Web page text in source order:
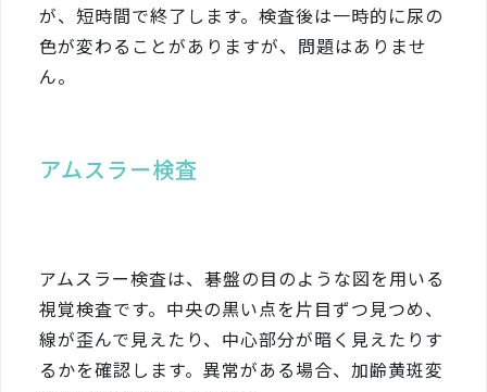
が、短時間で終了します。検査後は一時的に尿の
色が変わることがありますが、問題はありませ
ん。
アムスラー検査
アムスラー検査は、碁盤の目のような図を用いる
視覚検査です。中央の黒い点を片目ずつ見つめ、
線が歪んで見えたり、中心部分が暗く見えたりす
るかを確認します。異常がある場合、加齢黄斑変